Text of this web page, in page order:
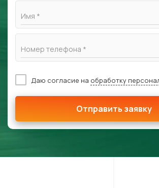
Имя *
Номер телефона *
Даю согласие на обработку
Отправить заявку